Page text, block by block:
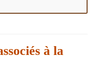
à la